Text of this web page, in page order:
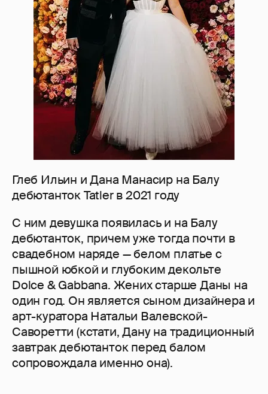
Глеб Ильин и Дана Манасир на Балу
дебютанток Tatler в 2021 году
С ним девушка появилась и на Балу
дебютанток, причем уже тогда почти в
свадебном наряде — белом платье с
пышной юбкой и глубоким декольте
Dolce & Gabbana. Жених старше Даны на
один год. Он является сыном дизайнера и
арт-куратора Натальи Валевской-
Саворетти (кстати, Дану на традиционный
завтрак дебютанток перед балом
сопровождала именно она).